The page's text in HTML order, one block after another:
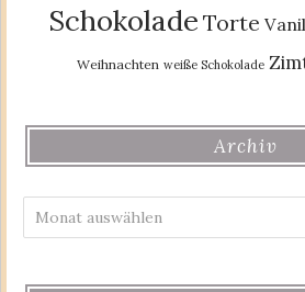
Schokolade Torte
Weihnachten weiße Schokolade
Archiv